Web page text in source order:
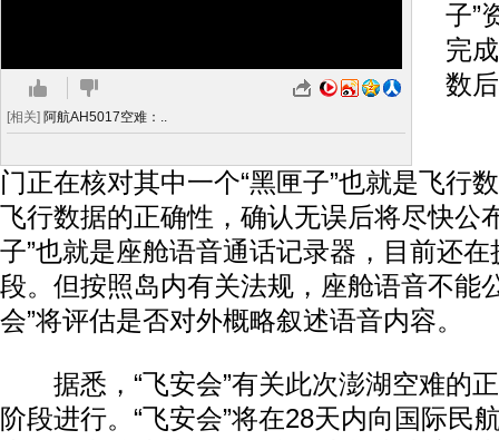
[相关] 阿航AH5017空难：..
子”
完
数
门正在核对其中一个“黑匣子”也就是飞行
飞行数据的正确性，确认无误后将尽快公
子”也就是座舱语音通话记录器，目前还
段。但按照岛内有关法规，座舱语音不能
会”将评估是否对外概略叙述语音内容。
据悉，“飞安会”有关此次澎湖空难的
阶段进行。“飞安会”将在28天内向国际民